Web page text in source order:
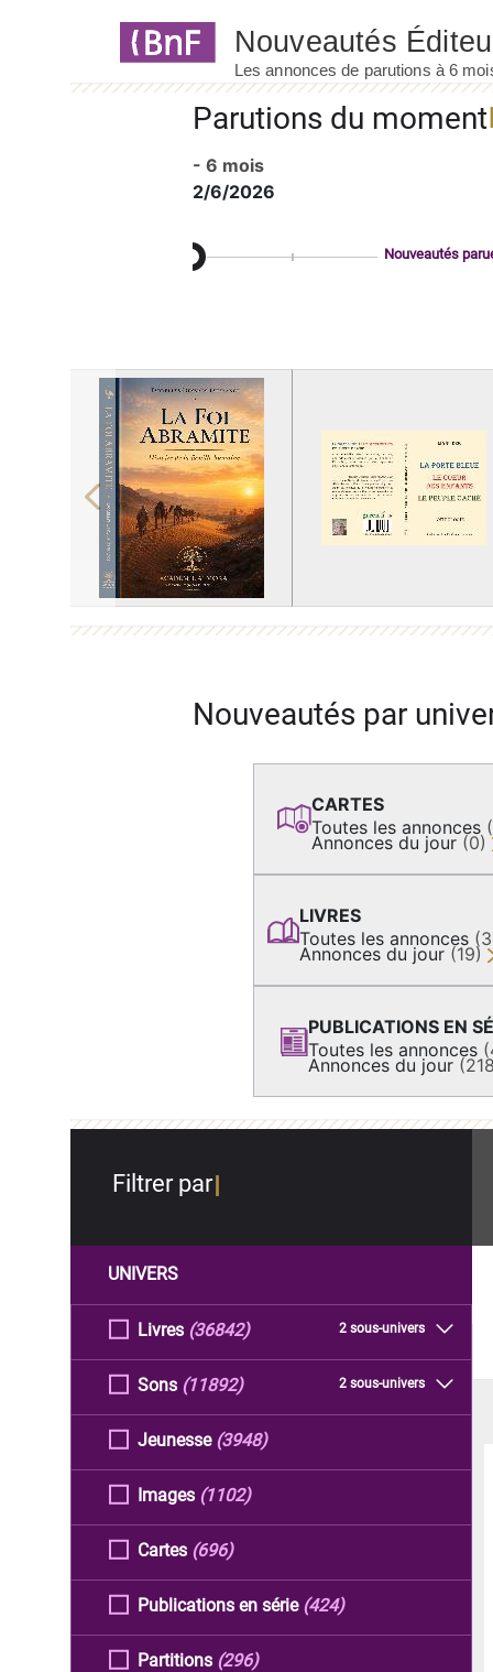
Parutions du moment
- 6 mois
2/6/2026
Nouveautés
Previous
Nouveautés par
CARTES
Toutes les annonces
Annonces du jour (0)
LIVRES
Toutes les annonces
Annonces du jour (19)
PUBLICATIONS EN
Toutes les annonces
Annonces du jour
Filtrer par
UNIVERS
Livres 2 sous-univers
(36842)
Sons 2 sous-univers
(11892)
Jeunesse (3948)
Images (1102)
Cartes (696)
Publications en série (424)
Partitions (296)